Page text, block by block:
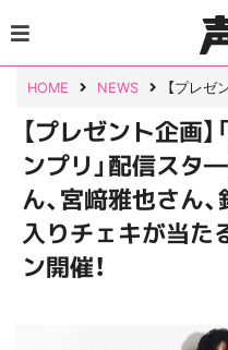
to
content
HOME NEWS 【プレゼ
【プレゼント企画
ンプリ」配信ス
ん、宮﨑雅也さん
入りチェキが当
ン開催！